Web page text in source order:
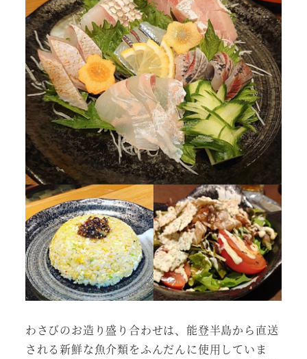
わさびのお造り盛り合わせは、能登半島から直送
される新鮮な魚介類をふんだんに使用していま